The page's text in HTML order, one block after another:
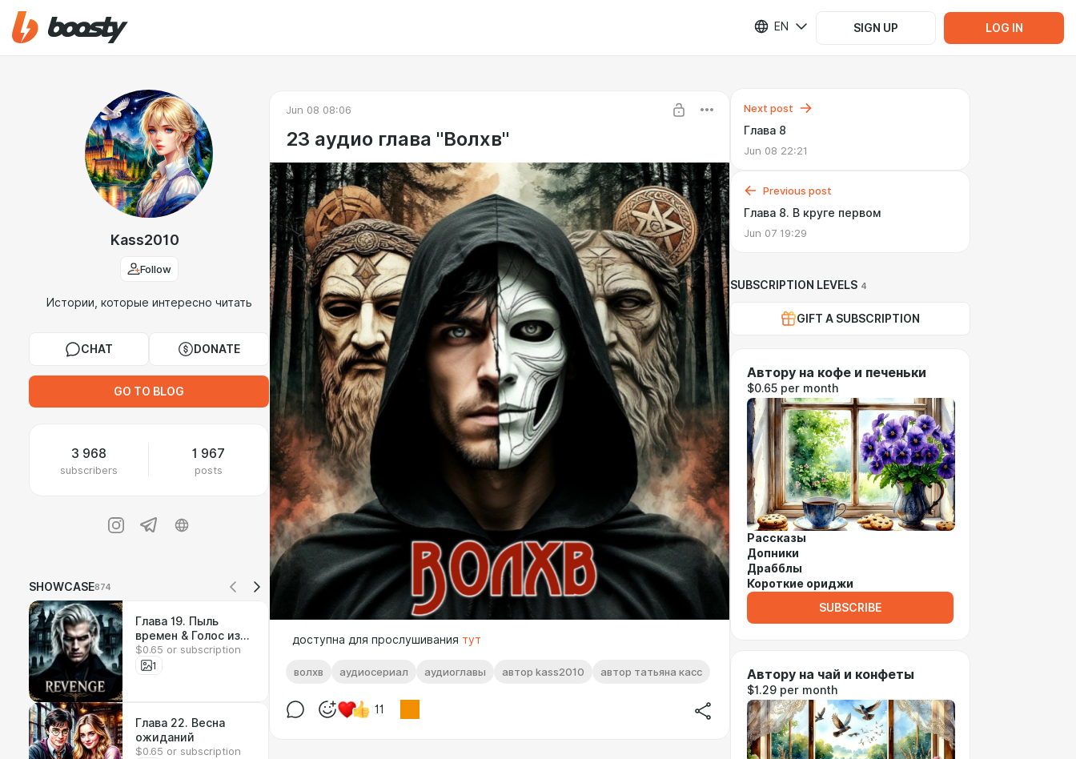
EN SIGN UP LOG IN
Kass2010
Follow
Истории, которые интересно читать
CHAT DONATE
GO TO BLOG
3 968
subscribers
1 967
posts
SHOWCASE874
Глава 19. Пыль
времен & Голос из
прошлого
$0.65 or subscription
1
Глава 22. Весна
ожиданий
$0.65 or subscription
Jun 08 08:06
23 аудио глава "Волхв"
доступна для прослушивания тут
волхв аудиосериал аудиоглавы автор kass2010 автор татьяна касс
11
Next post
Глава 8
Jun 08 22:21
Previous post
Глава 8. В круге первом
Jun 07 19:29
SUBSCRIPTION LEVELS 4
GIFT A SUBSCRIPTION
Автору на кофе и печеньки
$0.65 per month
Рассказы
Допники
Драбблы
Короткие ориджи
SUBSCRIBE
Автору на чай и конфеты
$1.29 per month